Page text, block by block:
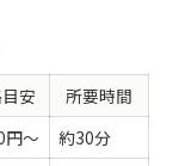
安
所要時間
円～ 約30分